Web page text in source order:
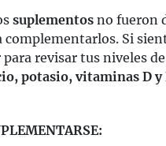
suplementos no fueron
Si
revisar tus niveles de
potasio, vitaminas D y